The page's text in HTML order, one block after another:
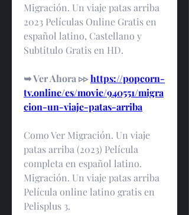
Migración. Un viaje patas arriba
2023 Películas Online Gratis en
español latino, Castellano y
Subtitulo Gratis en HD.
➥ Ver Ahora ▹▹ https://popcorn-
tv.online/es/movie/940551/migra
cion-un-viaje-patas-arriba
Como Ver Migración. Un viaje
patas arriba (2023) Película
completa en español latino.
Migración. Un viaje patas arriba
Película online latino gratis en
Pelisplus 3.